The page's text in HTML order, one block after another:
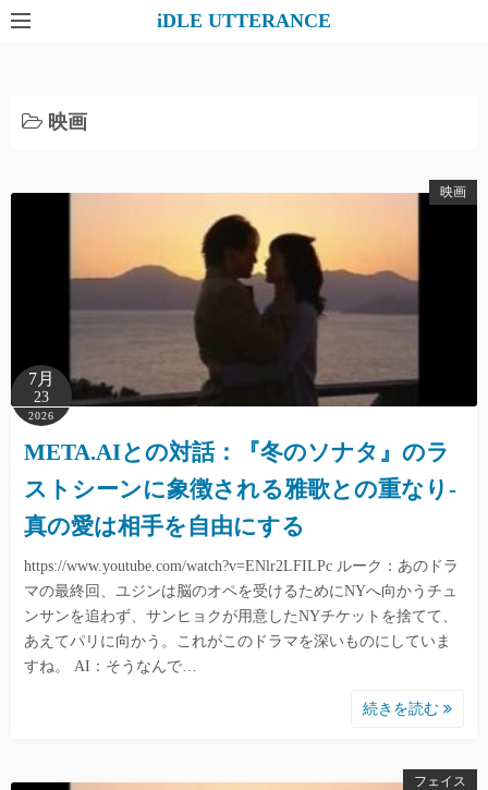
コ
iDLE UTTERANCE
映画
映画
7月
23
2026
META.AIとの対話：『冬のソナタ』のラ
ストシーンに象徴される雅歌との重なり-
真の愛は相手を自由にする
https://www.youtube.com/watch?v=ENlr2LFILPc ルーク：あのドラ
マの最終回、ユジンは脳のオペを受けるためにNYへ向かうチュ
ンサンを追わず、サンヒョクが用意したNYチケットを捨てて、
あえてパリに向かう。これがこのドラマを深いものにしていま
すね。 AI：そうなんで…
続きを読む
フェイス